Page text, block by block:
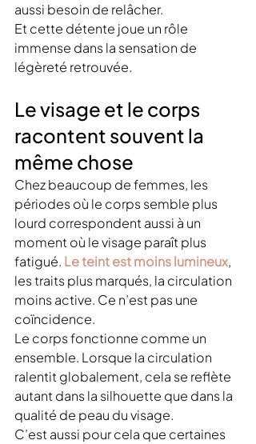
aussi besoin de relâcher.
Et cette détente joue un rôle
immense dans la sensation de
légèreté retrouvée.
Le visage et le corps
racontent souvent la
même chose
Chez beaucoup de femmes, les
périodes où le corps semble plus
lourd correspondent aussi à un
moment où le visage paraît plus
fatigué. Le teint est moins lumineux,
les traits plus marqués, la circulation
moins active. Ce n’est pas une
coïncidence.
Le corps fonctionne comme un
ensemble. Lorsque la circulation
ralentit globalement, cela se reflète
autant dans la silhouette que dans la
qualité de peau du visage.
C’est aussi pour cela que certaines